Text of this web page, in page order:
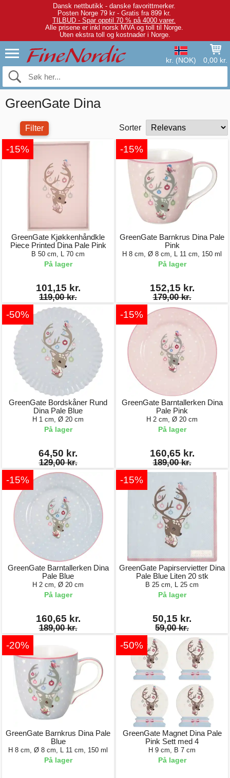
Dansk nettbutikk - danske favorittmerker.
Posten Norge 79 kr - Gratis fra 899 kr.
TILBUD - Spar opptil 70 % på 4000 varer.
Alle prisene er inkl norsk MVA og toll til Norge.
Uten ekstra toll og kostnader i Norge.
kr. (NOK) 0,00 kr.
GreenGate Dina
Filter Sorter
-15%
GreenGate Kjøkkenhåndkle
Piece Printed Dina Pale Pink
B 50 cm, L 70 cm
På lager
101,15 kr.
119,00 kr.
-15%
GreenGate Barnkrus Dina Pale
Pink
H 8 cm, Ø 8 cm, L 11 cm, 150 ml
På lager
152,15 kr.
179,00 kr.
-50%
GreenGate Bordskåner Rund
Dina Pale Blue
H 1 cm, Ø 20 cm
På lager
64,50 kr.
129,00 kr.
-15%
GreenGate Barntallerken Dina
Pale Pink
H 2 cm, Ø 20 cm
På lager
160,65 kr.
189,00 kr.
-15%
GreenGate Barntallerken Dina
Pale Blue
H 2 cm, Ø 20 cm
På lager
160,65 kr.
189,00 kr.
-15%
GreenGate Papirservietter Dina
Pale Blue Liten 20 stk
B 25 cm, L 25 cm
På lager
50,15 kr.
59,00 kr.
-20%
GreenGate Barnkrus Dina Pale
Blue
H 8 cm, Ø 8 cm, L 11 cm, 150 ml
På lager
-50%
GreenGate Magnet Dina Pale
Pink Sett med 4
H 9 cm, B 7 cm
På lager